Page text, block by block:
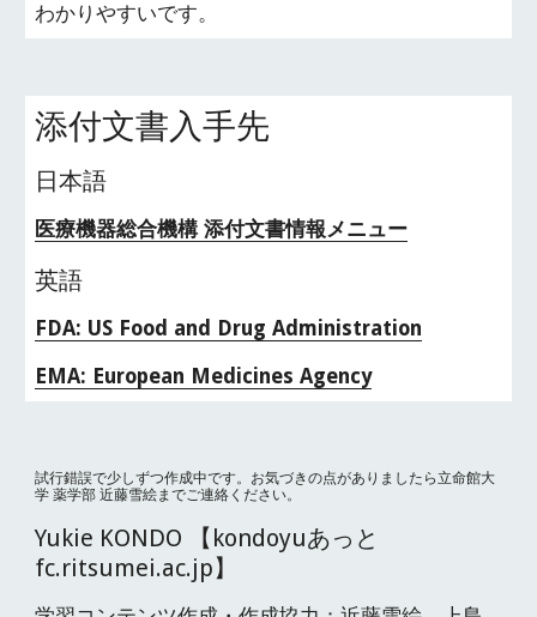
わかりやすいです。
添付文書入手先
日本語
医療機器総合機構 添付文書情報メニュー
英語
FDA: US Food and Drug Administration
EMA: European Medicines Agency
試行錯誤で少しずつ作成中です。お気づきの点がありましたら立命館大
学 薬学部 近藤雪絵までご連絡ください。
Yukie KONDO 【kondoyuあっと
fc.ritsumei.ac.jp】